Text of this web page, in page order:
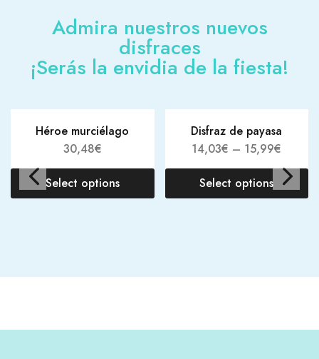
Admira nuestros nuevos
disfraces
¡Serás la envidia de la fiesta!
Héroe murciélago
30,48€
Select options
Disfraz de payasa
14,03€ – 15,99€
Select options